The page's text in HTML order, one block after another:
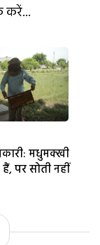
करें...
मधुमक्खी
पर सोती नहीं